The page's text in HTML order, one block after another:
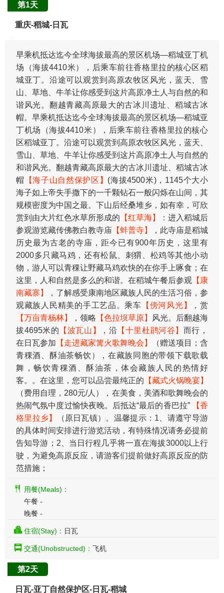
第1天
重庆-稻城-日瓦
早乘机抵达迄今全球海拔最高的景区机场—稻城亚丁机
场（海拔4410米），后乘车前往香格里拉的核心区稻
城亚丁。沿途可以观赏到高原农牧区风光，蓝天、雪
山、草地、牛羊让你感受到这片高原净土人与自然的和
谐风光。翻越青藏高原最大的古冰川遗址、稻城古冰
帽。早乘机抵达迄今全球海拔最高的景区机场—稻城亚
丁机场（海拔4410米），后乘车前往香格里拉的核心
区稻城亚丁。沿途可以观赏到高原农牧区风光，蓝天、
雪山、草地、牛羊让你感受到这片高原净土人与自然的
和谐风光。翻越青藏高原最大的古冰川遗址、稻城古冰
帽 【海子山自然保护区】 (海拔4500米)，1145个大小
海子如上帝失手撒下的一千颗钻石一般闪烁在山间，其
规模密度为中国之最。下山后经桑堆乡，如有幸，可欣
赏到由大片红色水草所形成的 【红草海】
：进入稻城后
参观游览藏传佛教白教寺庙 【蚌普寺】
，此寺庙是稻城
历史最为古老的寺庙，距今已有900年历史，这里有
2000多只藏马鸡，还有松鼠、刺猬、松鸡等其他小动
物，游人可以青稞让野藏马鸡欢快的在你手上啄食；在
这里，人和自然是多么的和谐。在稻城午餐后参观 【康
南藏寨】
，了解感受康南地区藏族人民的生活习俗，参
观藏族人民精美的手工艺品。乘车 【傍河风光】
，赏
【万亩青杨林】
，领略 【色拉坝草原】
风光。后翻越海
拔4695米的 【波瓦山】 ，沿 【十里杜鹃河谷】 而行，
在日瓦参加 【走进藏家篝火歌舞晚会】
（赠送项目；含
青稞酒、酥油茶畅饮），在藏族同胞的带领下载歌载
舞，畅饮青稞酒、酥油茶，体会藏族人民的热情好
客。。在这里，您可以品尝最纯正的 【藏式火锅晚宴】
（费用自理，280元/人），在美食，美酒和歌舞晚会的
热闹气氛中度过愉快夜晚。后抵达“最后的香巴拉”
【香
格里拉乡】
（原日瓦镇）。温馨提示：1、请遵守导游
的具体时间安排进行游览活动，有特殊情况请务必提前
告知导游；2、当日行程几乎将一直在海拔3000以上行
驶，为避免高原反应，请游客们提前做好高原反应的防
范措施；
用餐(Meals)：
午餐 -
晚餐 -
住宿(Stay)： 日瓦
交通(Unobstructed)： 飞机
第2天
日瓦-亚丁自然保护区-日瓦-稻城